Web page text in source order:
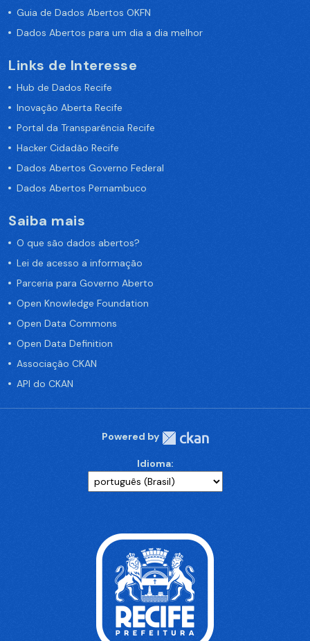
Guia de Dados Abertos OKFN
Dados Abertos para um dia a dia melhor
Links de Interesse
Hub de Dados Recife
Inovação Aberta Recife
Portal da Transparência Recife
Hacker Cidadão Recife
Dados Abertos Governo Federal
Dados Abertos Pernambuco
Saiba mais
O que são dados abertos?
Lei de acesso a informação
Parceria para Governo Aberto
Open Knowledge Foundation
Open Data Commons
Open Data Definition
Associação CKAN
API do CKAN
Powered by
Idioma